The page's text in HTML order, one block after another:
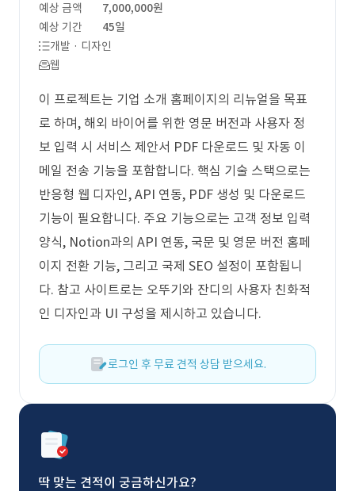
예상 금액
7,000,000원
예상 기간
45일
개발 · 디자인
웹
이 프로젝트는 기업 소개 홈페이지의 리뉴얼을 목표
로 하며, 해외 바이어를 위한 영문 버전과 사용자 정
보 입력 시 서비스 제안서 PDF 다운로드 및 자동 이
메일 전송 기능을 포함합니다. 핵심 기술 스택으로는
반응형 웹 디자인, API 연동, PDF 생성 및 다운로드
기능이 필요합니다. 주요 기능으로는 고객 정보 입력
양식, Notion과의 API 연동, 국문 및 영문 버전 홈페
이지 전환 기능, 그리고 국제 SEO 설정이 포함됩니
다. 참고 사이트로는 오뚜기와 잔디의 사용자 친화적
인 디자인과 UI 구성을 제시하고 있습니다.
로그인 후 무료 견적 상담 받으세요.
딱 맞는 견적이 궁금하신가요?